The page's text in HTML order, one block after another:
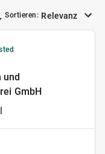
Sortieren: Relevanz
und
GmbH